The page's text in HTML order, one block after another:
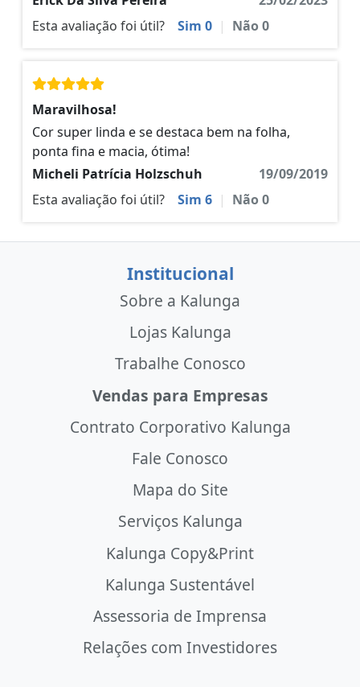
Esta avaliação foi útil?
Sim 0 | Não0
Maravilhosa!
Cor super linda e se destaca bem na folha,
ponta fina e macia, ótima!
Micheli Patrícia Holzschuh
19/09/2019
Esta avaliação foi útil?
Sim 6 | Não0
Institucional
Sobre a Kalunga
Lojas Kalunga
Trabalhe Conosco
Vendas para Empresas
Contrato Corporativo Kalunga
Fale Conosco
Mapa do Site
Serviços Kalunga
Kalunga Copy&Print
Kalunga Sustentável
Assessoria de Imprensa
Relações com Investidores